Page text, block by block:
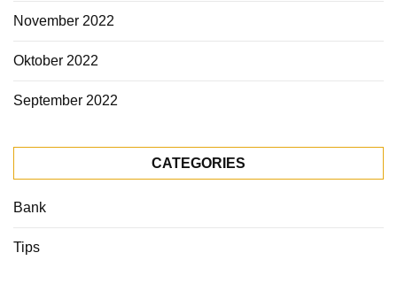
November 2022
Oktober 2022
September 2022
CATEGORIES
Bank
Tips